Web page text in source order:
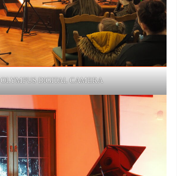
OLYMPUS DIGITAL CAMERA